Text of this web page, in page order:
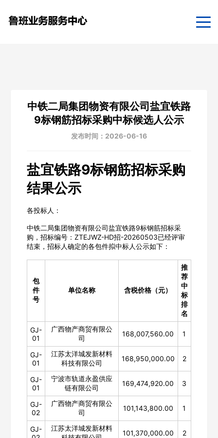
中铁二局集团物资有限公司盐宜铁路
9标钢筋招标采购中标候选人公示
发布时间：2026-06-16
盐宜铁路9标钢筋招标采购
结果公示
各投标人：
中铁二局集团物资有限公司盐宜铁路9标钢筋招标采
购，招标编号：ZTEJWZ-HD招-20260503已经评审
结束，招标人确定的各包件拟中标人公示如下：
包
件
号
单位名称 含税价格（元）
推
荐
中
标
排
名
GJ-
01
广西物产商贸有限公
司
168,007,560.00 1
GJ-
01
江苏太洋城发新材料
科技有限公司
168,950,000.00 2
GJ-
01
宁波市轨道永盈供应
链有限公司
169,474,920.00 3
GJ-
02
广西物产商贸有限公
司
101,143,800.00 1
GJ-
江苏太洋城发新材料
101,370,000.00 2